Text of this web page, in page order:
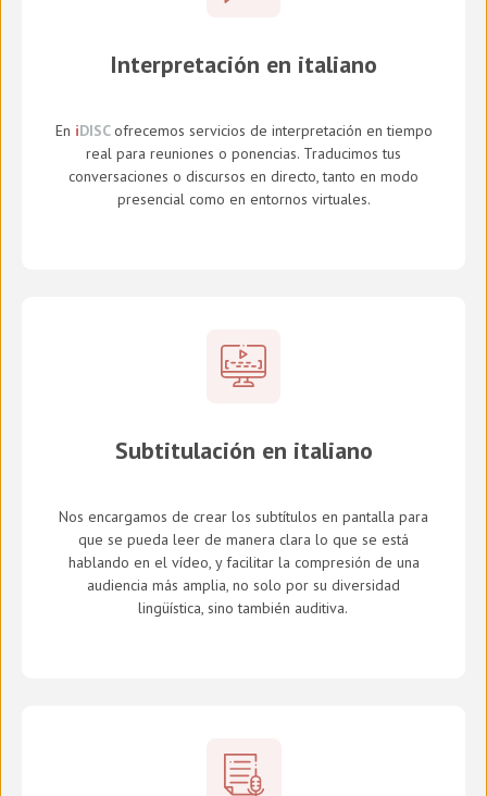
Interpretación en italiano
En iDISC ofrecemos servicios de interpretación en tiempo
real para reuniones o ponencias. Traducimos tus
conversaciones o discursos en directo, tanto en modo
presencial como en entornos virtuales.
Subtitulación en italiano
Nos encargamos de crear los subtítulos en pantalla para
que se pueda leer de manera clara lo que se está
hablando en el vídeo, y facilitar la compresión de una
audiencia más amplia, no solo por su diversidad
lingüística, sino también auditiva.